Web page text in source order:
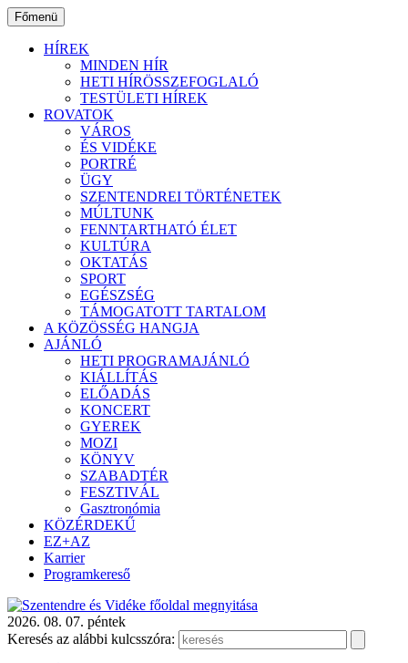
Ugrás
a
tartalomhoz
Főmenü
HÍREK
MINDEN HÍR
HETI HÍRÖSSZEFOGLALÓ
TESTÜLETI HÍREK
ROVATOK
VÁROS
ÉS VIDÉKE
PORTRÉ
ÜGY
SZENTENDREI TÖRTÉNETEK
MÚLTUNK
FENNTARTHATÓ ÉLET
KULTÚRA
OKTATÁS
SPORT
EGÉSZSÉG
TÁMOGATOTT TARTALOM
A KÖZÖSSÉG HANGJA
AJÁNLÓ
HETI PROGRAMAJÁNLÓ
KIÁLLÍTÁS
ELŐADÁS
KONCERT
GYEREK
MOZI
KÖNYV
SZABADTÉR
FESZTIVÁL
Gasztronómia
KÖZÉRDEKŰ
EZ+AZ
Karrier
Programkereső
2026. 08. 07. péntek
Keresés az alábbi kulcsszóra: